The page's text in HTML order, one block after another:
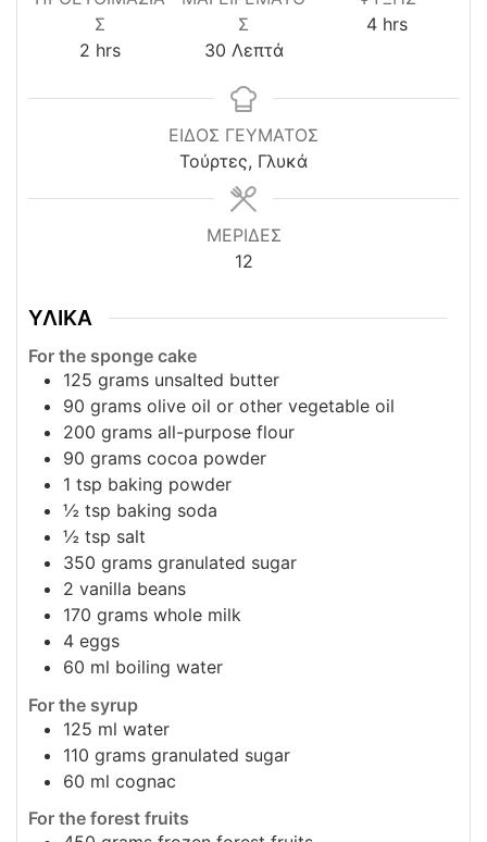
Σ
2 hours
hrs
Σ
30minutes
Λεπτά
4hours
hrs
ΕΙΔΟΣ ΓΕΥΜΑΤΟΣ
Τούρτες, Γλυκά
ΜΕΡΙΔΕΣ
12
ΥΛΙΚΑ
For the sponge cake
125 grams unsalted butter
90 grams olive oil or other vegetable oil
200 grams all-purpose flour
90 grams cocoa powder
1 tsp baking powder
½ tsp baking soda
½ tsp salt
350 grams granulated sugar
2 vanilla beans
170 grams whole milk
4 eggs
60 ml boiling water
For the syrup
125 ml water
110 grams granulated sugar
60 ml cognac
For the forest fruits